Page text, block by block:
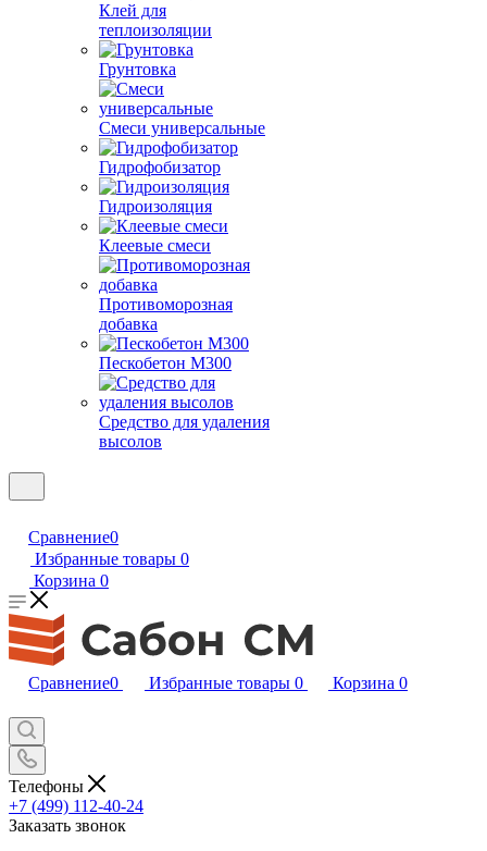
Клей для
теплоизоляции
Грунтовка
Смеси универсальные
Гидрофобизатор
Гидроизоляция
Клеевые смеси
Противоморозная
добавка
Пескобетон М300
Средство для удаления
высолов
Сравнение0
Избранные товары 0
Корзина 0
Сравнение0 Избранные товары 0 Корзина 0
Телефоны
+7 (499) 112-40-24
Заказать звонок